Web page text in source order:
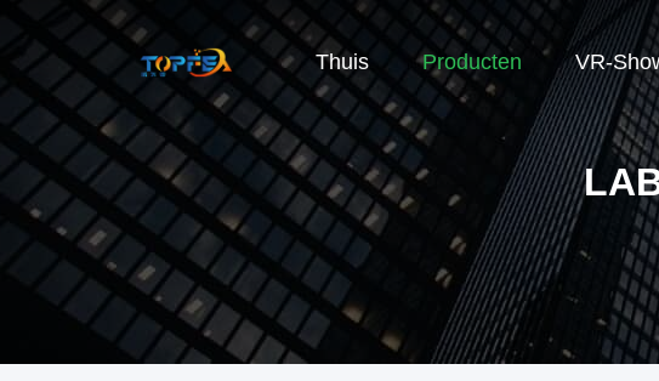
Thuis Producten VR-